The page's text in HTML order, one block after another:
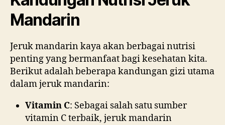
Mandarin
Jeruk mandarin kaya akan berbagai nutrisi
penting yang bermanfaat bagi kesehatan kita.
Berikut adalah beberapa kandungan gizi utama
dalam jeruk mandarin:
Vitamin C: Sebagai salah satu sumber
vitamin C terbaik, jeruk mandarin